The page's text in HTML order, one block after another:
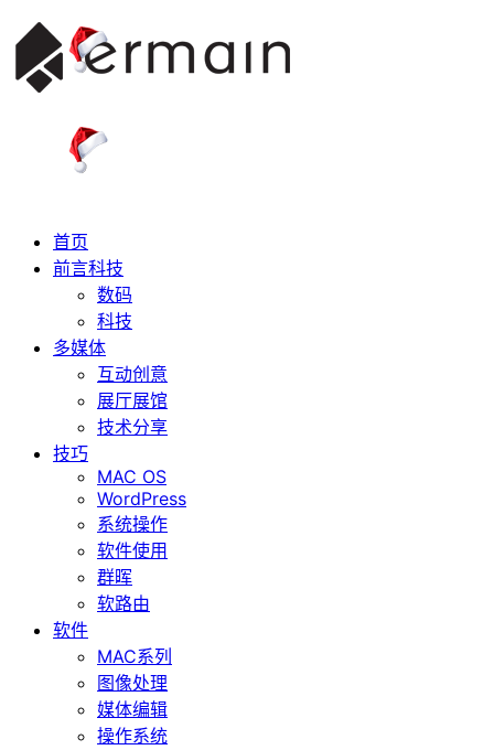
首页
前言科技
数码
科技
多媒体
互动创意
展厅展馆
技术分享
技巧
MAC OS
WordPress
系统操作
软件使用
群晖
软路由
软件
MAC系列
图像处理
媒体编辑
操作系统